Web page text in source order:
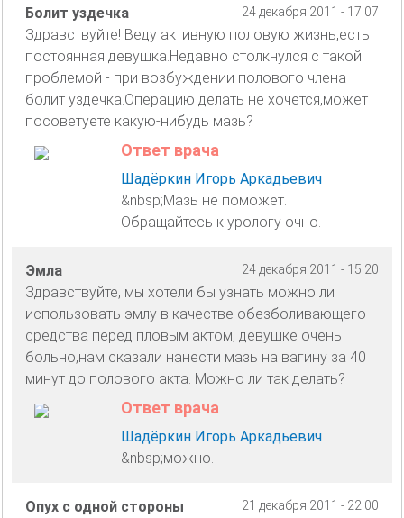
24 декабря 2011 - 17:07
Болит уздечка
Здравствуйте! Веду активную половую жизнь,есть
постоянная девушка.Недавно столкнулся с такой
проблемой - при возбуждении полового члена
болит уздечка.Операцию делать не хочется,может
посоветуете какую-нибудь мазь?
Ответ врача
Шадёркин Игорь Аркадьевич
&nbsp;Мазь не поможет.
Обращайтесь к урологу очно.
24 декабря 2011 - 15:20
Эмла
Здравствуйте, мы хотели бы узнать можно ли
использовать эмлу в качестве обезболивающего
средства перед пловым актом, девушке очень
больно,нам сказали нанести мазь на вагину за 40
минут до полового акта. Можно ли так делать?
Ответ врача
Шадёркин Игорь Аркадьевич
&nbsp;можно.
21 декабря 2011 - 22:00
Опух с одной стороны